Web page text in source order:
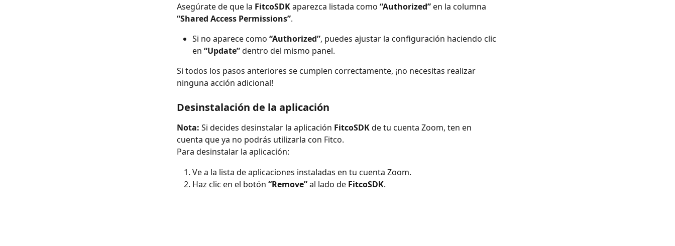
Asegúrate de que la FitcoSDK aparezca listada como “Authorized” en la columna
“Shared Access Permissions”.
Si no aparece como “Authorized”, puedes ajustar la configuración haciendo clic
en “Update” dentro del mismo panel.
Si todos los pasos anteriores se cumplen correctamente, ¡no necesitas realizar
ninguna acción adicional!
Desinstalación de la aplicación
Nota: Si decides desinstalar la aplicación FitcoSDK de tu cuenta Zoom, ten en
cuenta que ya no podrás utilizarla con Fitco.
Para desinstalar la aplicación:
Ve a la lista de aplicaciones instaladas en tu cuenta Zoom.
Haz clic en el botón “Remove” al lado de FitcoSDK.